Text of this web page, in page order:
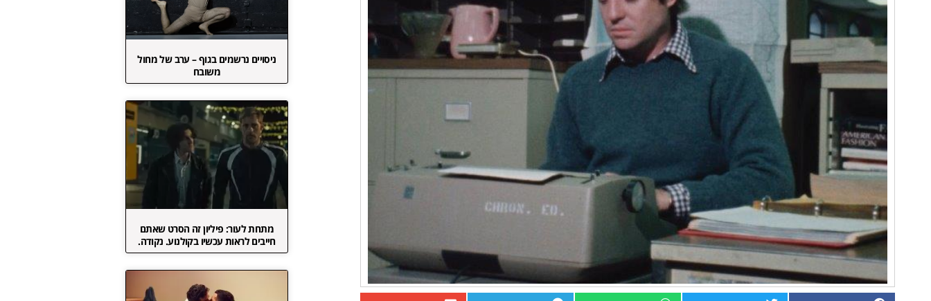
ניסויים נרשמים בגוף – ערב של מחול
משובח
מתחת לעור: פיליון זה הסרט שאתם
חייבים לראות עכשיו בקולנוע. נקודה.